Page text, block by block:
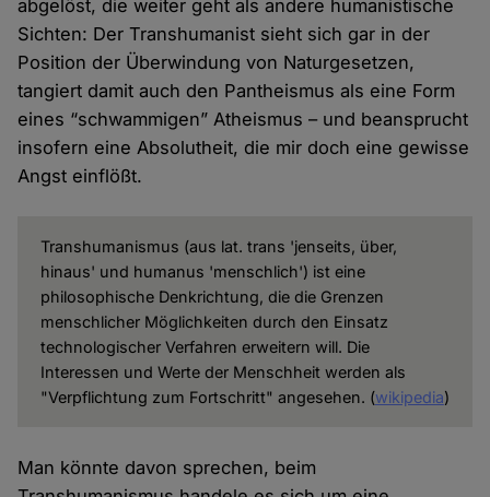
abgelöst, die weiter geht als andere humanistische
Sichten: Der Transhumanist sieht sich gar in der
Position der Überwindung von Naturgesetzen,
tangiert damit auch den Pantheismus als eine Form
eines “schwammigen” Atheismus – und beansprucht
insofern eine Absolutheit, die mir doch eine gewisse
Angst einflößt.
Transhumanismus (aus lat. trans 'jenseits, über,
hinaus' und humanus 'menschlich') ist eine
philosophische Denkrichtung, die die Grenzen
menschlicher Möglichkeiten durch den Einsatz
technologischer Verfahren erweitern will. Die
Interessen und Werte der Menschheit werden als
"Verpflichtung zum Fortschritt" angesehen. (wikipedia)
Man könnte davon sprechen, beim